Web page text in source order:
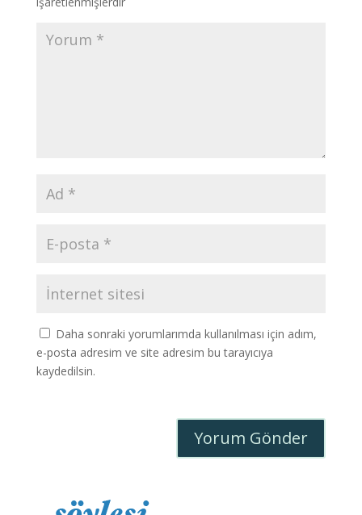
Daha sonraki yorumlarımda kullanılması için adım,
e-posta adresim ve site adresim bu tarayıcıya
kaydedilsin.